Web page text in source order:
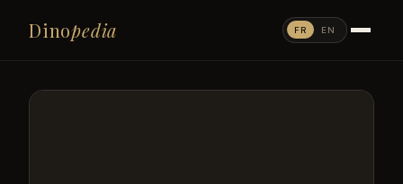
Dinopedia FR EN